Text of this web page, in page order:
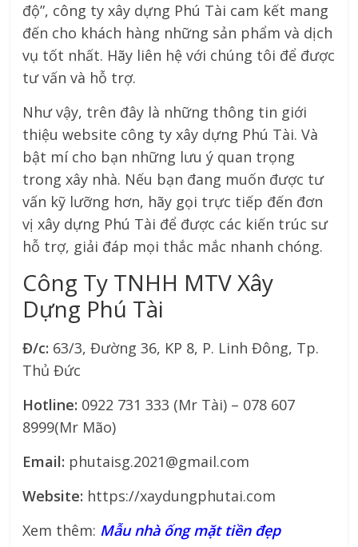
độ”, công ty xây dựng Phú Tài cam kết mang
đến cho khách hàng những sản phẩm và dịch
vụ tốt nhất. Hãy liên hệ với chúng tôi để được
tư vấn và hỗ trợ.
Như vậy, trên đây là những thông tin giới
thiệu website công ty xây dựng Phú Tài. Và
bật mí cho bạn những lưu ý quan trọng
trong xây nhà. Nếu bạn đang muốn được tư
vấn kỹ lưỡng hơn, hãy gọi trực tiếp đến đơn
vị xây dựng Phú Tài để được các kiến trúc sư
hỗ trợ, giải đáp mọi thắc mắc nhanh chóng.
Công Ty TNHH MTV Xây
Dựng Phú Tài
Đ/c: 63/3, Đường 36, KP 8, P. Linh Đông, Tp.
Thủ Đức
Hotline: 0922 731 333 (Mr Tài) – 078 607
8999(Mr Mão)
Email: phutaisg.2021@gmail.com
Website: https://xaydungphutai.com
Xem thêm: Mẫu nhà ống mặt tiền đẹp